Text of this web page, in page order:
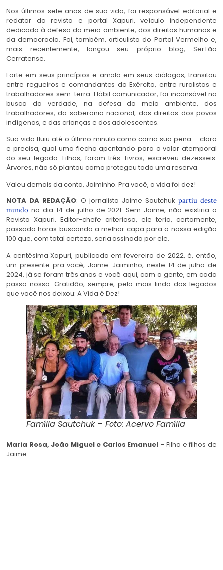
Nos últimos sete anos de sua vida, foi responsável editorial e
redator da revista e portal Xapuri, veículo independente
dedicado à defesa do meio ambiente, dos direitos humanos e
da democracia. Foi, também, articulista do Portal Vermelho e,
mais recentemente, lançou seu próprio blog, SerTão
Cerratense.
Forte em seus princípios e amplo em seus diálogos, transitou
entre regueiros e comandantes do Exército, entre ruralistas e
trabalhadores sem-terra. Hábil comunicador, foi incansável na
busca da verdade, na defesa do meio ambiente, dos
trabalhadores, da soberania nacional, dos direitos dos povos
indígenas, e das crianças e dos adolescentes.
Sua vida fluiu até o último minuto como corria sua pena – clara
e precisa, qual uma flecha apontando para o valor atemporal
do seu legado. Filhos, foram três. Livros, escreveu dezesseis.
Árvores, não só plantou como protegeu toda uma reserva.
Valeu demais da conta, Jaiminho. Pra você, a vida foi dez!
NOTA DA REDAÇÃO: O jornalista Jaime Sautchuk partiu deste
mundo no dia 14 de julho de 2021. Sem Jaime, não existiria a
Revista Xapuri. Editor-chefe criterioso, ele teria, certamente,
passado horas buscando a melhor capa para a nossa edição
100 que, com total certeza, seria assinada por ele.
A centésima Xapuri, publicada em fevereiro de 2022, é, então,
um presente pra você, Jaime. Jaiminho, neste 14 de julho de
2024, já se foram três anos e você aqui, com a gente, em cada
passo nosso. Gratidão, sempre, pelo mais lindo dos legados
que você nos deixou: A Vida é Dez!
Família Sautchuk – Foto: Acervo Família
Maria Rosa, João Miguel e Carlos Emanuel – Filha e filhos de
Jaime.